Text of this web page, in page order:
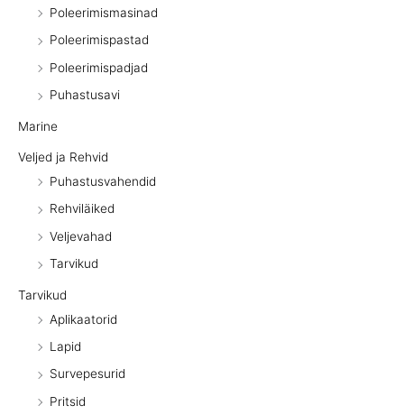
Poleerimismasinad
Poleerimispastad
Poleerimispadjad
Puhastusavi
Marine
Veljed ja Rehvid
Puhastusvahendid
Rehviläiked
Veljevahad
Tarvikud
Tarvikud
Aplikaatorid
Lapid
Survepesurid
Pritsid